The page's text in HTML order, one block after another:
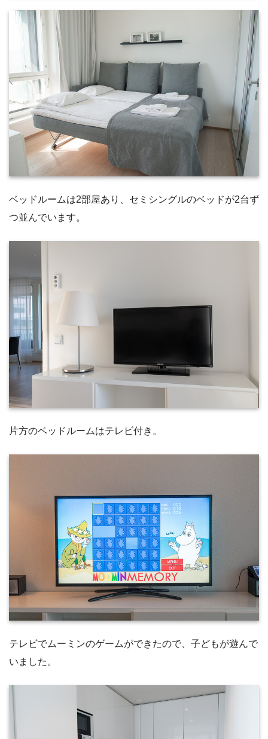
ベッドルームは2部屋あり、セミシングルのベッドが2台ず
つ並んでいます。
片方のベッドルームはテレビ付き。
テレビでムーミンのゲームができたので、子どもが遊んで
いました。